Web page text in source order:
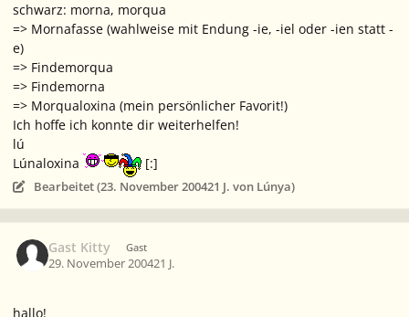
schwarz: morna, morqua
=> Mornafasse (wahlweise mit Endung -ie, -iel oder -ien statt -
e)
=> Findemorqua
=> Findemorna
=> Morqualoxina (mein persönlicher Favorit!)
Ich hoffe ich konnte dir weiterhelfen!
lú
Lúnaloxina
[:]
Bearbeitet (23. November 200421 J. von Lúnya)
Gast Kitty Gast
29. November 200421 J.
hallo!